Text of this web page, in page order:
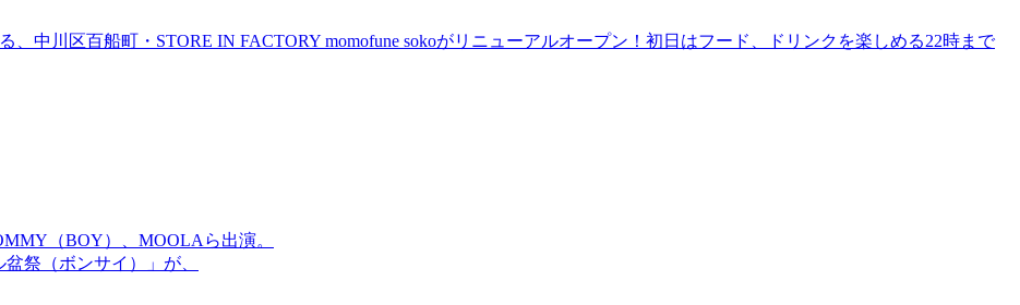
中川区百船町・STORE IN FACTORY momofune sokoがリニューアルオープン！初日はフード、ドリンクを楽しめる22時まで
（BOY）、MOOLAら出演。
祭（ボンサイ）」が、